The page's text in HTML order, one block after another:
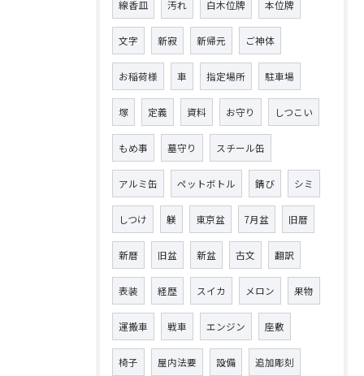
線香皿 汚れ 白木位牌 本位牌
文字 新寂 新帰元 ご神体
お稲荷様 車 指定場所 駐車場
塚 定義 資料 お守り しつこい
もめ事 墓守り スチール缶
アルミ缶 ペットボトル 錆び シミ
しつけ 躾 東京盆 7月盆 旧暦
新暦 旧盆 新盆 古文 翻訳
表装 経歴 スイカ メロン 果物
運搬車 戦車 エンジン 座敷
椅子 屋内法要 設備 追加彫刻